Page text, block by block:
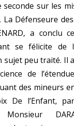
seconde sur les
La Défenseure
a conclu
se félicite de
sujet peu traité. Il
de
des mineurs
De l’Enfant,